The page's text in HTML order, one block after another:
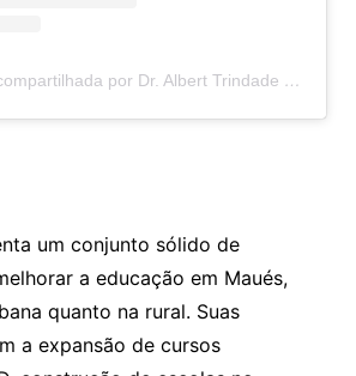
Uma publicação compartilhada por Dr. Albert Trindade ????CRO/AM-9302 (@dr.albertrindade)
um conjunto sólido de
a educação em Maués,
quanto na rural. Suas
a expansão de cursos